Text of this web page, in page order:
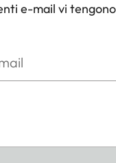
e-mail vi